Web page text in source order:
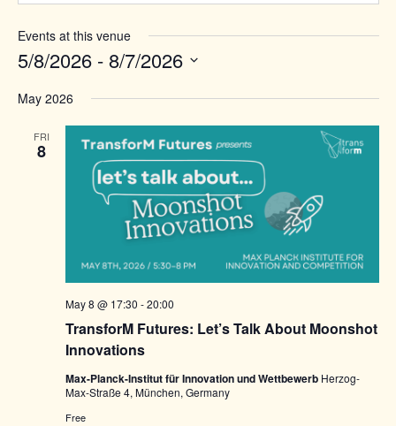
Events at this venue
5/8/2026 - 8/7/2026
date.
May 2026
FRI
8
TransforM Futures: Let’s Talk About Moonshot
Innovations
May 8 @ 17:30 -20:00
Max-Planck-Institut für Innovation und Wettbewerb Herzog-
Max-Straße 4, München, Germany
Free